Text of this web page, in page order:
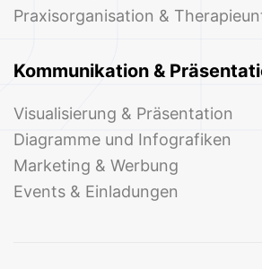
Praxisorganisation &
Kommunikation &
Visualisierung & Präsentation
Diagramme und Infografiken
Marketing & Werbung
Events & Einladungen